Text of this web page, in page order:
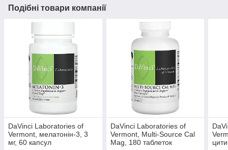
Подібні товари компанії
DaVinci Laboratories of
Vermont, мелатонін-3, 3
мг, 60 капсул
DaVinci Laboratories of
Vermont, Multi-Source Cal
Mag, 180 таблеток